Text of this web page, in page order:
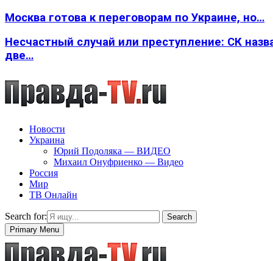
Москва готова к переговорам по Украине, но…
Несчастный случай или преступление: СК
две…
Новости
Украина
Юрий Подоляка — ВИДЕО
Михаил Онуфриенко — Видео
Россия
Мир
ТВ Онлайн
Search for:
Search
Primary Menu